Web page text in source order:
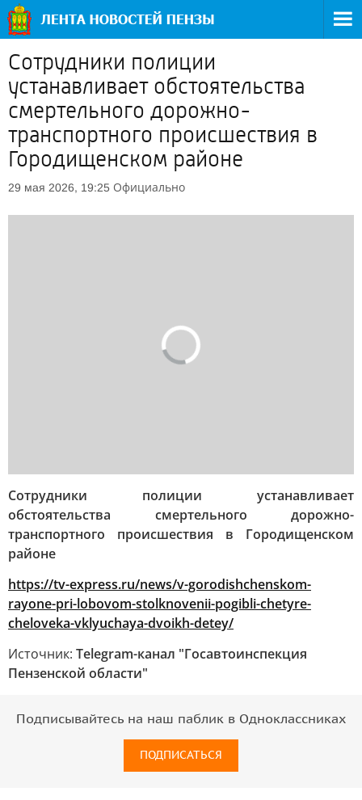
Сотрудники полиции
устанавливает обстоятельства
смертельного дорожно-
транспортного происшествия в
Городищенском районе
29 мая 2026, 19:25 Официально
Сотрудники полиции устанавливает
обстоятельства смертельного дорожно-
транспортного происшествия в Городищенском
районе
https://tv-express.ru/news/v-gorodishchenskom-
rayone-pri-lobovom-stolknovenii-pogibli-chetyre-
cheloveka-vklyuchaya-dvoikh-detey/
Источник: Telegram-канал "Госавтоинспекция
Пензенской области"
Подписывайтесь на наш паблик в Одноклассниках
ПОДПИСАТЬСЯ